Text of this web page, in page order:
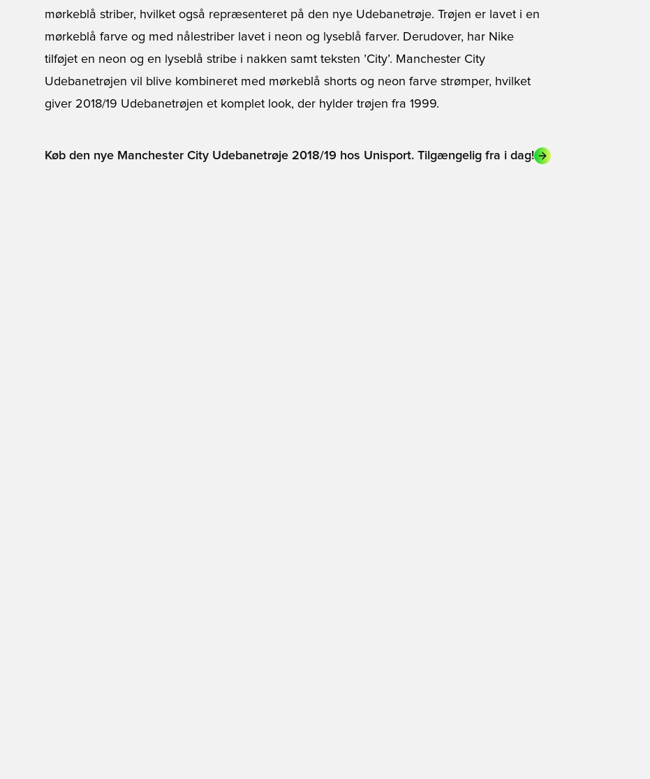
mørkeblå striber, hvilket også repræsenteret på den nye Udebanetrøje. Trøjen er lavet i en
mørkeblå farve og med nålestriber lavet i neon og lyseblå farver. Derudover, har Nike
tilføjet en neon og en lyseblå stribe i nakken samt teksten ’City’. Manchester City
Udebanetrøjen vil blive kombineret med mørkeblå shorts og neon farve strømper, hvilket
giver 2018/19 Udebanetrøjen et komplet look, der hylder trøjen fra 1999.
Køb den nye Manchester City Udebanetrøje 2018/19 hos Unisport. Tilgængelig fra i dag!